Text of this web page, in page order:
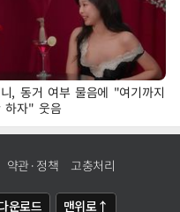
, 동거 여부 물음에 "여기까지
하자" 웃음
약관·정책 고충처리
운로드 맨위로↑